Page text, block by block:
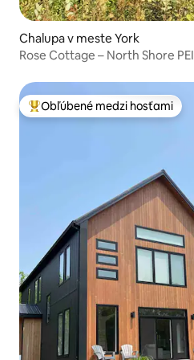
Chalupa v meste York
Rose Cottage – North Shore PEI
Najobľúbenejšie medzi hosťami
Obľúbené medzi hosťami